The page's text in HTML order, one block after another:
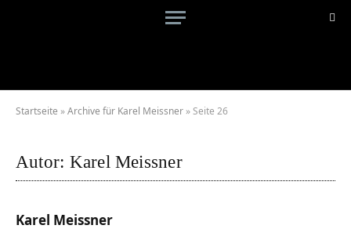
Startseite »Archive für Karel Meissner »Seite 26
Autor: Karel Meissner
Karel Meissner